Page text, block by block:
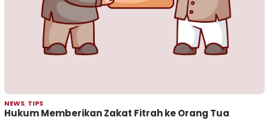
NEWS, TIPS
Hukum Memberikan Zakat Fitrah ke Orang Tua